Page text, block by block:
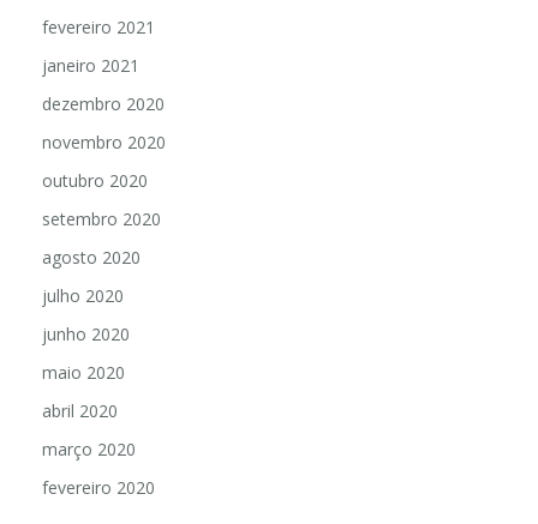
fevereiro 2021
janeiro 2021
dezembro 2020
novembro 2020
outubro 2020
setembro 2020
agosto 2020
julho 2020
junho 2020
maio 2020
abril 2020
março 2020
fevereiro 2020